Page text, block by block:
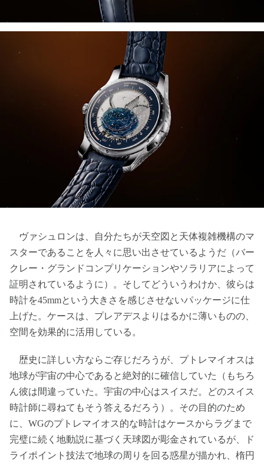
ヴァシュロンは、自分たちが天空図と天体複雑機構のマ
スターであることを人々に思い出させているようだ（バー
クレー・グランドコンプリケーションやソラリアによって
証明されているように）。そしてどういうわけか、彼らは
時計を45mmという大きさを感じさせないパッケージに仕
上げた。ケースは、プレアデスよりはるかに薄いものの、
空間を効果的に活用している。
歴史に詳しい方ならご存じだろうが、プトレマイオスは
地球が宇宙の中心であると絶対的に確信していた（もちろ
ん彼は間違っていた。宇宙の中心はスイスだ。どのスイス
時計師に尋ねてもそう答えるだろう）。その目的のため
に、WGのプトレマイオス的な時計はケースからラグまで
完璧に続く地動説に基づく天球図が彫金されているが、ド
ライポイント技法で地球の周りを回る惑星が描かれ、楕円